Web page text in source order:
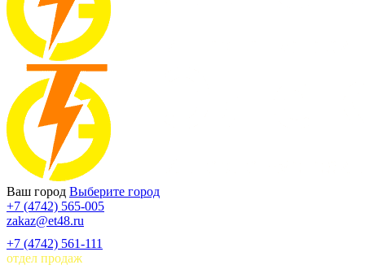
Ваш город Выберите город
+7 (4742) 565-005
zakaz@et48.ru
+7 (4742) 561-111
отдел продаж